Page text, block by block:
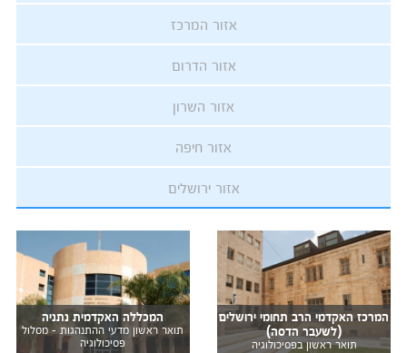
אזור המרכז
אזור הדרום
אזור השרון
אזור חיפה
אזור ירושלים
המרכז האקדמי הרב תחומי ירושלים
(לשעבר הדסה)
תואר ראשון בפסיכולוגיה
המכללה האקדמית נתניה
תואר ראשון מדעי ההתנהגות - מסלול
פסיכולוגיה